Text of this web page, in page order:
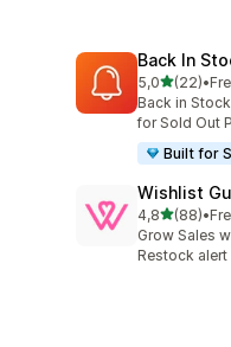
Back In
5,05 yıldız
(22)
toplam 22•
Back in
for Sold Out
Built for
Wishlist
4,85 yıldız
(88)
toplam 88•
Grow Sales
Restock alert